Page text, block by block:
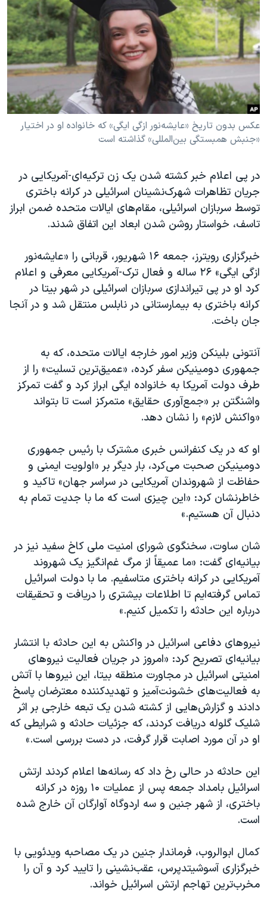
فرهنگ و زندگی
حقوق شهروندی
اقتصادی
اسرائیل در جنگ
آرشیو پخش زنده
مستندها
انتخابات ریاست جمهوری آمریکا ۲۰۲۴
حمله جمهوری اسلامی به اسرائیل
ورزش زنان در ایران
مجموعه مستندهای دادخواهی
دادگاه حمید نوری
چهل سال گروگان‌گیری
قانون شفافیت دارائی کادر رهبری ایران
اسرائیل در جنگ
نرگس محمدی برنده جایزه نوبل صلح
همایش محافظه‌کاران آمریکا «سی‌پک»
سفر پرزیدنت ترامپ به چین
دنبال کنید
زبانهای مختلف
عکس بدون تاریخ «عایشه‌نور ازگی ایگی» که خانواده او در اختیار
«جنبش همبستگی بین‌المللی» گذاشته است
در پی اعلام خبر کشته‌ شدن یک زن ترکیه‌ای-آمریکایی در
جریان تظاهرات شهرک‌نشینان اسرائیلی در کرانه باختری
توسط سربازان اسرائیلی، مقام‌های ایالات متحده ضمن ابراز
تاسف، خواستار روشن شدن ابعاد این اتفاق شدند.
خبرگزاری رویترز، جمعه ۱۶ شهریور، قربانی را «عایشه‌نور
ازگی ایگی» ۲۶ ساله و فعال ترک-آمریکایی معرفی و اعلام
کرد او در پی تیراندازی سربازان اسرائیلی در شهر بیتا در
کرانه باختری به بیمارستانی در نابلس منتقل شد و در آنجا
جان باخت.
آنتونی بلینکن وزیر امور خارجه ایالات متحده، که به
جمهوری دومینیکن سفر کرده، «عمیق‌ترین تسلیت» را از
طرف دولت آمریکا به خانواده ایگی ابراز کرد و گفت تمرکز
واشنگتن بر «جمع‌آوری حقایق» متمرکز است تا بتواند
«واکنش لازم» را نشان دهد.
او که در یک کنفرانس خبری مشترک با رئیس جمهوری
دومینیکن صحبت می‌کرد، بار دیگر بر «اولویت ایمنی و
حفاظت از شهروندان آمریکایی در سراسر جهان» تاکید و
خاطرنشان کرد: «این چیزی است که ما با جدیت تمام به
دنبال آن هستیم.»
شان ساوت، سخنگوی شورای امنیت ملی کاخ سفید نیز در
بیانیه‌ای گفت: «ما عمیقاً از مرگ غم‌انگیز یک شهروند
آمریکایی در کرانه باختری متاسفیم. ما با دولت اسرائیل
تماس گرفته‌ایم تا اطلاعات بیشتری را دریافت و تحقیقات
درباره این حادثه را تکمیل کنیم.»
نیروهای دفاعی اسرائیل در واکنش به این حادثه با انتشار
بیانیه‌ای تصریح کرد: «امروز در جریان فعالیت نیروهای
امنیتی اسرائیل در مجاورت منطقه بیتا، این نیروها با آتش
به فعالیت‌های خشونت‌آمیز و تهدیدکننده معترضان پاسخ
دادند و گزارش‌هایی از کشته شدن یک تبعه خارجی بر اثر
شلیک گلوله دریافت کردند، که جزئیات حادثه و شرایطی که
او در آن مورد اصابت قرار گرفت، در دست بررسی است.»
این حادثه در حالی رخ داد که رسانه‌ها اعلام کردند ارتش
اسرائیل بامداد جمعه پس از عملیات ۱۰ روزه در کرانه
باختری، از شهر جنین و سه اردوگاه آوارگان آن خارج شده
است.
کمال ابوالروب، فرماندار جنین در یک مصاحبه ویدئویی با
خبرگزاری آسوشیتدپرس، عقب‌نشینی را تایید کرد و آن را
مخرب‌ترین تهاجم ارتش اسرائیل خواند.